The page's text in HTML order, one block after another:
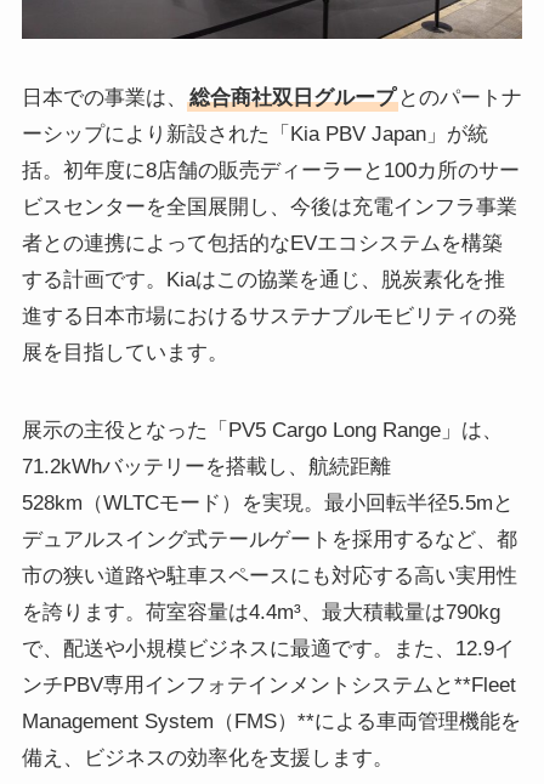
日本での事業は、 総合商社双日グループとのパートナ
ーシップにより新設された「Kia PBV Japan」が統
括。初年度に8店舗の販売ディーラーと100カ所のサー
ビスセンターを全国展開し、今後は充電インフラ事業
者との連携によって包括的なEVエコシステムを構築
する計画です。Kiaはこの協業を通じ、脱炭素化を推
進する日本市場におけるサステナブルモビリティの発
展を目指しています。
展示の主役となった「PV5 Cargo Long Range」は、
71.2kWhバッテリーを搭載し、航続距離
528km（WLTCモード）を実現。最小回転半径5.5mと
デュアルスイング式テールゲートを採用するなど、都
市の狭い道路や駐車スペースにも対応する高い実用性
を誇ります。荷室容量は4.4m³、最大積載量は790kg
で、配送や小規模ビジネスに最適です。また、12.9イ
ンチPBV専用インフォテインメントシステムと**Fleet
Management System（FMS）**による車両管理機能を
備え、ビジネスの効率化を支援します。